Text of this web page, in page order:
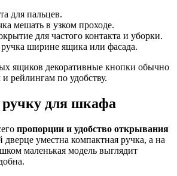
для пальцев.
мешать в узком проходе.
для частого контакта и уборки.
ширине ящика или фасада.
ящиков декоративные кнопки обычно
рейлингам по удобству.
для шкафа
пропорции и удобство открывания
уместна компактная ручка, а на
маленькая модель выглядит